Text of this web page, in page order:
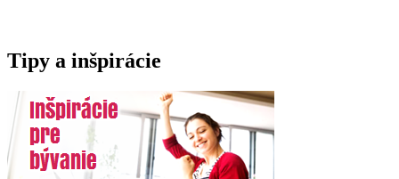
Tipy a inšpirácie